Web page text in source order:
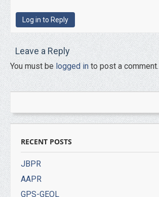
Log in to Reply
Leave a Reply
You must belogged into post a comment.
RECENT POSTS
JBPR
AAPR
GPS-GEOL